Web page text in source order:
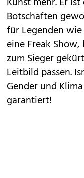
Botschaften
für Legenden
eine Freak
zum Sieger
Leitbild passen.
Gender und
garantiert!